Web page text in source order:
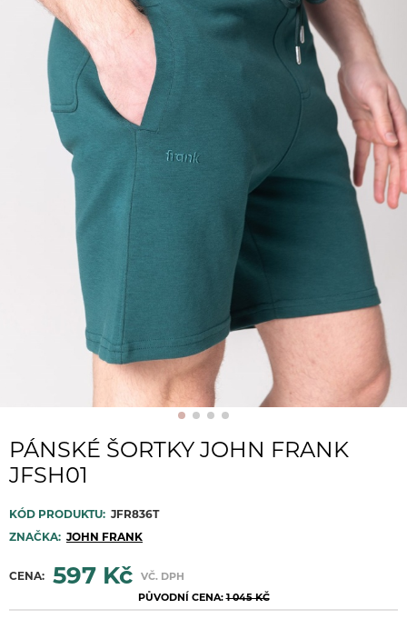
PÁNSKÉ ŠORTKY JOHN FRANK
JFSH01
KÓD PRODUKTU: JFR836T
ZNAČKA: JOHN FRANK
CENA: 597 Kč VČ. DPH
PŮVODNÍ CENA:1 045 KČ